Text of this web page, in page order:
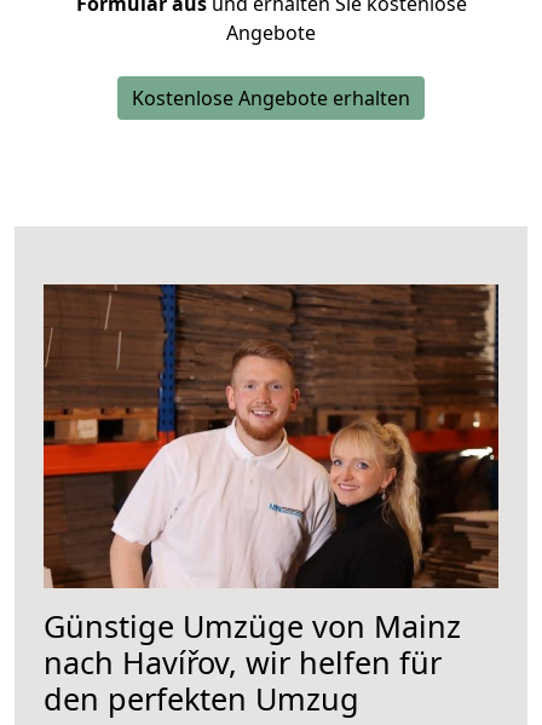
Angebote
Kostenlose Angebote erhalten
Günstige Umzüge von Mainz
nach Havířov, wir helfen für
den perfekten Umzug